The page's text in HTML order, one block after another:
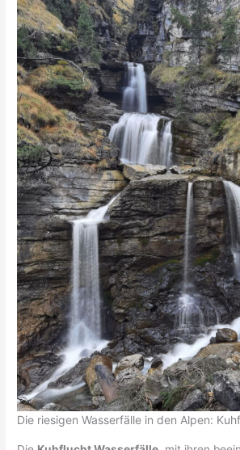
Die riesigen Wasserfälle in den Alpen: